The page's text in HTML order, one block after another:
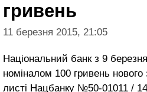
гривень
11 березня 2015, 21:05
Національний банк з 9
номіналом 100 гривень
листі Нацбанку №50-01011 /